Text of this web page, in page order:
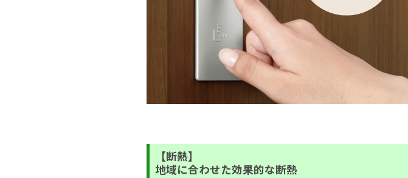
【断熱】
地域に合わせた効果的な断熱